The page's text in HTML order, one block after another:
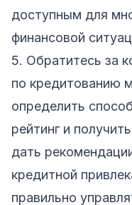
доступным для
финансовой
5. Обратитесь за
по кредитованию
определить
рейтинг и
дать
кредитной
правильно